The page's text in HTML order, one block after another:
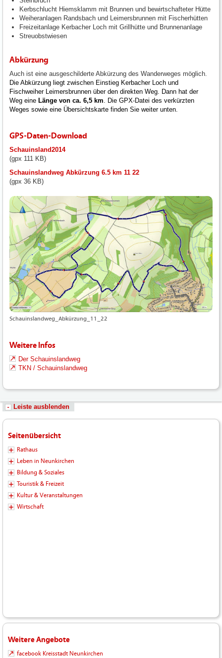
Kerbschlucht Hiemsklamm mit Brunnen und bewirtschafteter Hütte
Weiheranlagen Randsbach und Leimersbrunnen mit Fischerhütten
Freizeitanlage Kerbacher Loch mit Grillhütte und Brunnenanlage
Streuobstwiesen
Abkürzung
Auch ist eine ausgeschilderte Abkürzung des Wanderweges möglich.
Die Abkürzung liegt zwischen Einstieg Kerbacher Loch und
Fischweiher Leimersbrunnen über den direkten Weg. Dann hat der
Weg eine Länge von ca. 6,5 km . Die GPX-Datei des verkürzten
Weges sowie eine Übersichtskarte finden Sie weiter unten.
GPS-Daten-Download
Schauinsland2014
(gpx 111 KB)
Schauinslandweg Abkürzung 6.5 km 11 22
(gpx 36 KB)
Schauinslandweg_Abkürzung_11_22
Weitere Infos
Der Schauinslandweg
TKN / Schauinslandweg
Leiste ausblenden
Seitenübersicht
Rathaus
Leben in Neunkirchen
Bildung & Soziales
Touristik & Freizeit
Kultur & Veranstaltungen
Wirtschaft
Weitere Angebote
facebook Kreisstadt Neunkirchen